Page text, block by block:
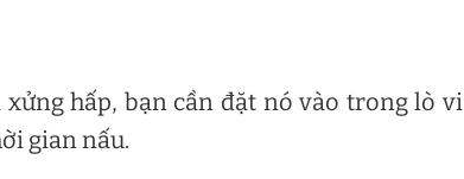
hấp, bạn cần đặt nó vào trong lò vi
gian nấu.